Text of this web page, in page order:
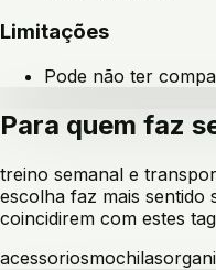
Limitações
Pode não ter
Para quem faz
treino semanal e
escolha faz mais sentido
coincidirem com estes
acessoriosmochilas